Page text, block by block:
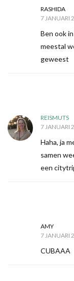
RASHIDA
7 JANUARI
Ben ook
meestal
geweest
REISMUTS
7 JANUARI
Haha, ja
samen
een
AMY
7 JANUARI
CUBAAA